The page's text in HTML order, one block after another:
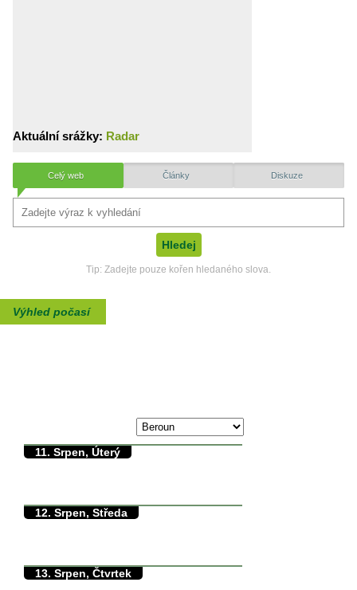
Aktuální srážky: Radar
Celý web Články Diskuze
Tip: Zadejte pouze kořen hledaného slova.
Výhled počasí
11. Srpen, Úterý
12. Srpen, Středa
13. Srpen, Čtvrtek